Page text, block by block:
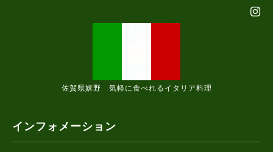
佐賀県嬉野 気軽に食べれるイタリア料理
インフォメーション